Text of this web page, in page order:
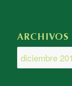
ARCHIVOS